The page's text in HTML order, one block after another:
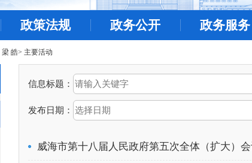
政策法规 政务公开 政务服务
梁 皓> 主要活动
信息标题：
发布日期：
威海市第十八届人民政府第五次全体（扩大）